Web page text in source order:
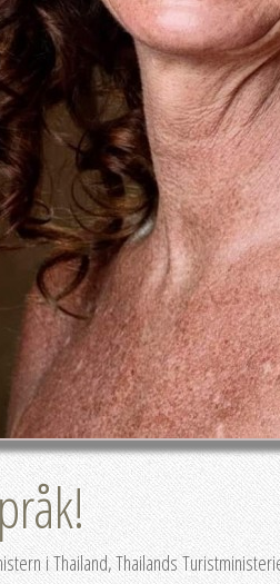
i Thailand, Thailands